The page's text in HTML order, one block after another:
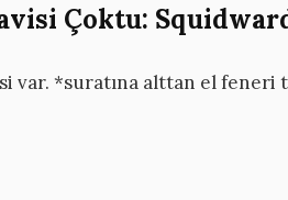
Çoktu:
var. *suratına alttan el